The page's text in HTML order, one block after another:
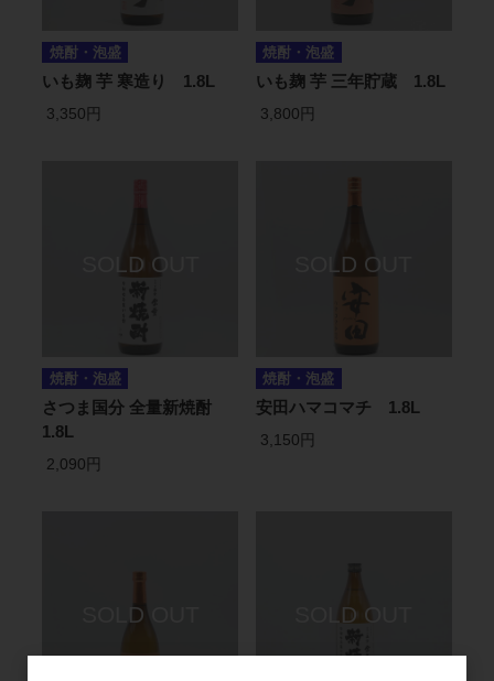
焼酎・泡盛
いも麹 芋 寒造り 1.8L
3,350円
焼酎・泡盛
いも麹 芋 三年貯蔵 1.8L
3,800円
焼酎・泡盛
さつま国分 全量新焼酎
1.8L
2,090円
焼酎・泡盛
安田ハマコマチ 1.8L
3,150円